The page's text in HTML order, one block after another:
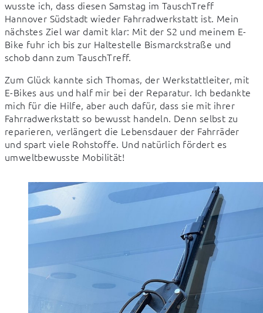
wusste ich, dass diesen Samstag im TauschTreff
Hannover Südstadt wieder Fahrradwerkstatt ist. Mein
nächstes Ziel war damit klar: Mit der S2 und meinem E-
Bike fuhr ich bis zur Haltestelle Bismarckstraße und
schob dann zum TauschTreff.
Zum Glück kannte sich Thomas, der Werkstattleiter, mit
E-Bikes aus und half mir bei der Reparatur. Ich bedankte
mich für die Hilfe, aber auch dafür, dass sie mit ihrer
Fahrradwerkstatt so bewusst handeln. Denn selbst zu
reparieren, verlängert die Lebensdauer der Fahrräder
und spart viele Rohstoffe. Und natürlich fördert es
umweltbewusste Mobilität!